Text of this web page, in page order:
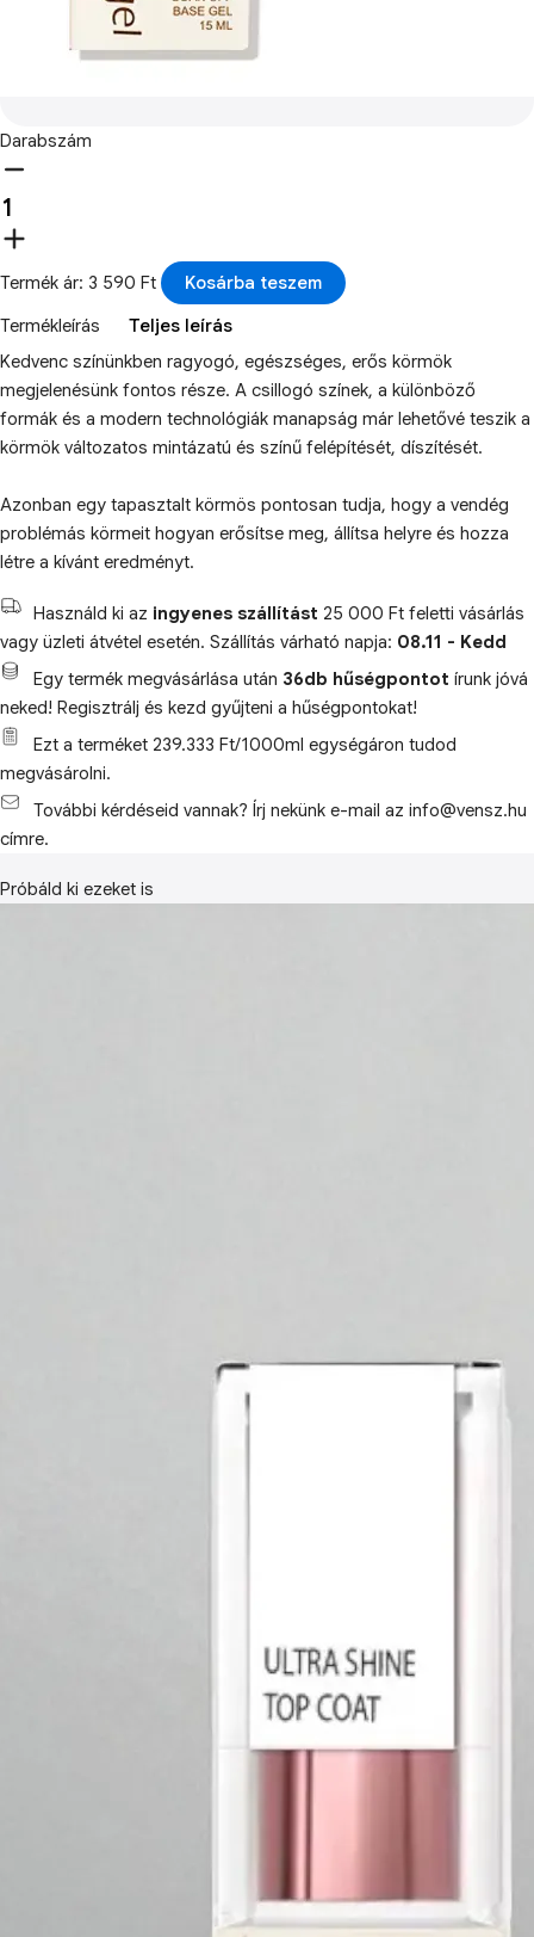
Darabszám
Termék ár: 3 590 Ft
Kosárba teszem
Termékleírás
Teljes leírás
Kedvenc színünkben ragyogó, egészséges, erős körmök
megjelenésünk fontos része. A csillogó színek, a különböző
formák és a modern technológiák manapság már lehetővé teszik a
körmök változatos mintázatú és színű felépítését, díszítését.
Azonban egy tapasztalt körmös pontosan tudja, hogy a vendég
problémás körmeit hogyan erősítse meg, állítsa helyre és hozza
létre a kívánt eredményt.
Használd ki az ingyenes szállítást 25 000 Ft feletti vásárlás
vagy üzleti átvétel esetén. Szállítás várható napja: 08.11 - Kedd
Egy termék megvásárlása után 36db hűségpontot írunk jóvá
neked! Regisztrálj és kezd gyűjteni a hűségpontokat!
Ezt a terméket 239.333 Ft/1000ml egységáron tudod
megvásárolni.
További kérdéseid vannak? Írj nekünk e-mail az info@vensz.hu
címre.
Próbáld ki ezeket is